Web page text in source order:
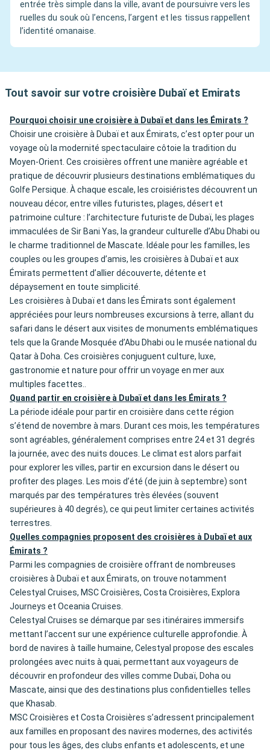
entrée très simple dans la ville, avant de poursuivre vers les
ruelles du souk où l’encens, l’argent et les tissus rappellent
l’identité omanaise.
Tout savoir sur votre croisière Dubaï et Emirats
Pourquoi choisir une croisière à Dubaï et dans les Émirats ?
Choisir une croisière à Dubaï et aux Émirats, c’est opter pour un
voyage où la modernité spectaculaire côtoie la tradition du
Moyen-Orient. Ces croisières offrent une manière agréable et
pratique de découvrir plusieurs destinations emblématiques du
Golfe Persique. À chaque escale, les croisiéristes découvrent un
nouveau décor, entre villes futuristes, plages, désert et
patrimoine culture : l’architecture futuriste de Dubaï, les plages
immaculées de Sir Bani Yas, la grandeur culturelle d’Abu Dhabi ou
le charme traditionnel de Mascate. Idéale pour les familles, les
couples ou les groupes d’amis, les croisières à Dubaï et aux
Émirats permettent d’allier découverte, détente et
dépaysement en toute simplicité.
Les croisières à Dubaï et dans les Émirats sont également
appréciées pour leurs nombreuses excursions à terre, allant du
safari dans le désert aux visites de monuments emblématiques
tels que la Grande Mosquée d’Abu Dhabi ou le musée national du
Qatar à Doha. Ces croisières conjuguent culture, luxe,
gastronomie et nature pour offrir un voyage en mer aux
multiples facettes..
Quand partir en croisière à Dubaï et dans les Émirats ?
La période idéale pour partir en croisière dans cette région
s’étend de novembre à mars. Durant ces mois, les températures
sont agréables, généralement comprises entre 24 et 31 degrés
la journée, avec des nuits douces. Le climat est alors parfait
pour explorer les villes, partir en excursion dans le désert ou
profiter des plages. Les mois d’été (de juin à septembre) sont
marqués par des températures très élevées (souvent
supérieures à 40 degrés), ce qui peut limiter certaines activités
terrestres.
Quelles compagnies proposent des croisières à Dubaï et aux
Émirats ?
Parmi les compagnies de croisière offrant de nombreuses
croisières à Dubaï et aux Émirats, on trouve notamment
Celestyal Cruises, MSC Croisières, Costa Croisières, Explora
Journeys et Oceania Cruises.
Celestyal Cruises se démarque par ses itinéraires immersifs
mettant l’accent sur une expérience culturelle approfondie. À
bord de navires à taille humaine, Celestyal propose des escales
prolongées avec nuits à quai, permettant aux voyageurs de
découvrir en profondeur des villes comme Dubaï, Doha ou
Mascate, ainsi que des destinations plus confidentielles telles
que Khasab.
MSC Croisières et Costa Croisières s’adressent principalement
aux familles en proposant des navires modernes, des activités
pour tous les âges, des clubs enfants et adolescents, et une